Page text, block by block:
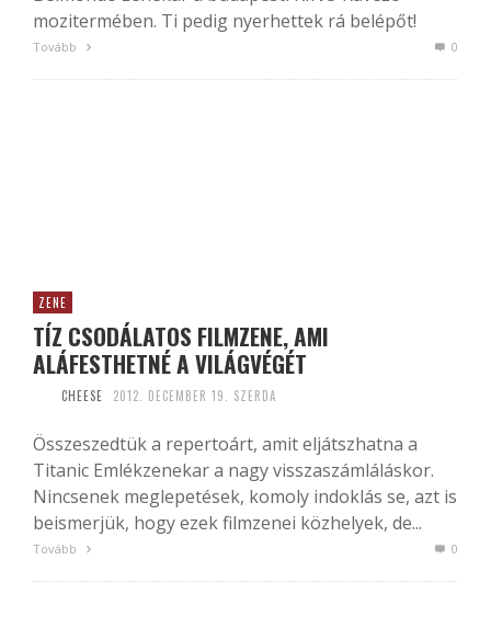
mozitermében. Ti pedig nyerhettek rá belépőt!
Tovább 0
ZENE
TÍZ CSODÁLATOS FILMZENE, AMI
ALÁFESTHETNÉ A VILÁGVÉGÉT
CHEESE 2012. DECEMBER 19. SZERDA
Összeszedtük a repertoárt, amit eljátszhatna a
Titanic Emlékzenekar a nagy visszaszámláláskor.
Nincsenek meglepetések, komoly indoklás se, azt is
beismerjük, hogy ezek filmzenei közhelyek, de...
Tovább 0